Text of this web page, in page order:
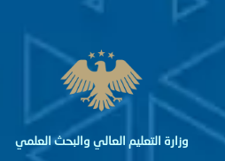
وزارة التعليم العالي والبحث العلمي